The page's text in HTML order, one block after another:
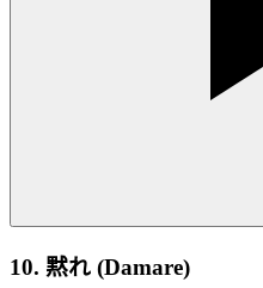
10. 黙れ (Damare)